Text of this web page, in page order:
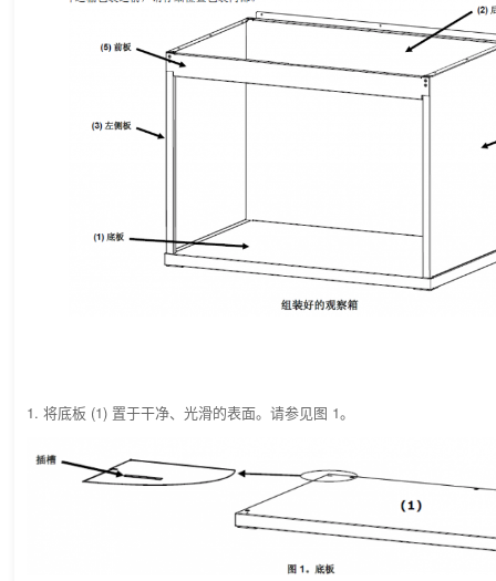
1. 将底板 (1) 置于干净、光滑的表面。请参见图 1。